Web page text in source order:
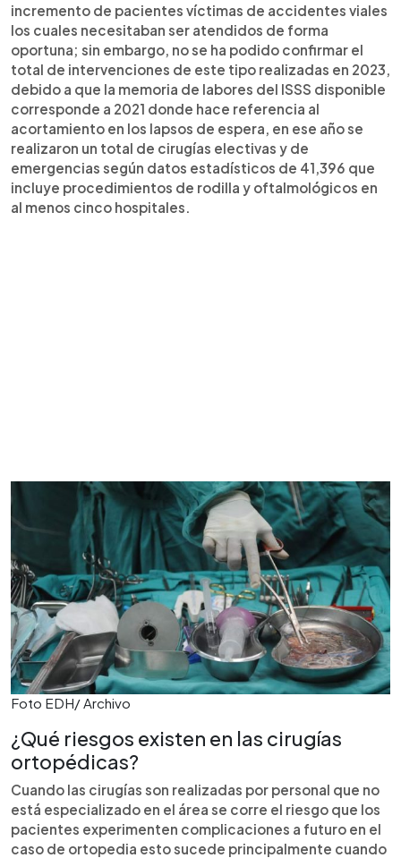
incremento de pacientes víctimas de accidentes viales
los cuales necesitaban ser atendidos de forma
oportuna; sin embargo, no se ha podido confirmar el
total de intervenciones de este tipo realizadas en 2023,
debido a que la memoria de labores del ISSS disponible
corresponde a 2021 donde hace referencia al
acortamiento en los lapsos de espera, en ese año se
realizaron un total de cirugías electivas y de
emergencias según datos estadísticos de 41,396 que
incluye procedimientos de rodilla y oftalmológicos en
al menos cinco hospitales.
Foto EDH/ Archivo
¿Qué riesgos existen en las cirugías
ortopédicas?
Cuando las cirugías son realizadas por personal que no
está especializado en el área se corre el riesgo que los
pacientes experimenten complicaciones a futuro en el
caso de ortopedia esto sucede principalmente cuando